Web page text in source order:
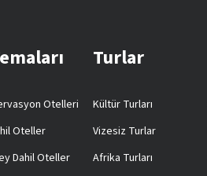
Otelleri
Oteller
Dahil Oteller
Turlar
Kültür Turları
Vizesiz Turlar
Afrika Turları